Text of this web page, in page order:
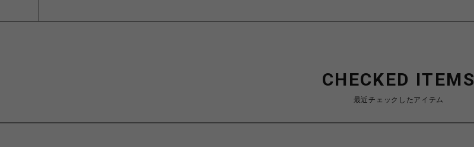
CHECKED ITEMS
最近チェックしたアイテム